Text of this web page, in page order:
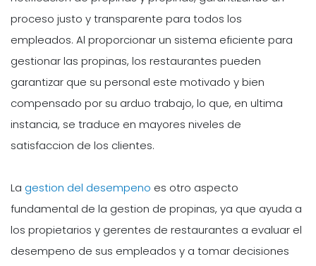
proceso justo y transparente para todos los
empleados. Al proporcionar un sistema eficiente para
gestionar las propinas, los restaurantes pueden
garantizar que su personal este motivado y bien
compensado por su arduo trabajo, lo que, en ultima
instancia, se traduce en mayores niveles de
satisfaccion de los clientes.
La gestion del desempeno es otro aspecto
fundamental de la gestion de propinas, ya que ayuda a
los propietarios y gerentes de restaurantes a evaluar el
desempeno de sus empleados y a tomar decisiones